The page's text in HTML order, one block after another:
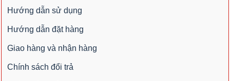
Hướng dẫn sử dụng
Hướng dẫn đặt hàng
Giao hàng và nhận hàng
Chính sách đổi trả